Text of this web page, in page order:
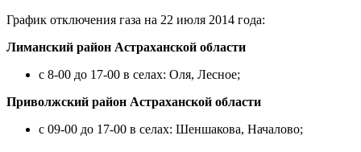
График отключения газа на 22 июля 2014 года:
Лиманский район Астраханской области
с 8-00 до 17-00 в селах: Оля, Лесное;
Приволжский район Астраханской области
с 09-00 до 17-00 в селах: Шеншакова, Началово;